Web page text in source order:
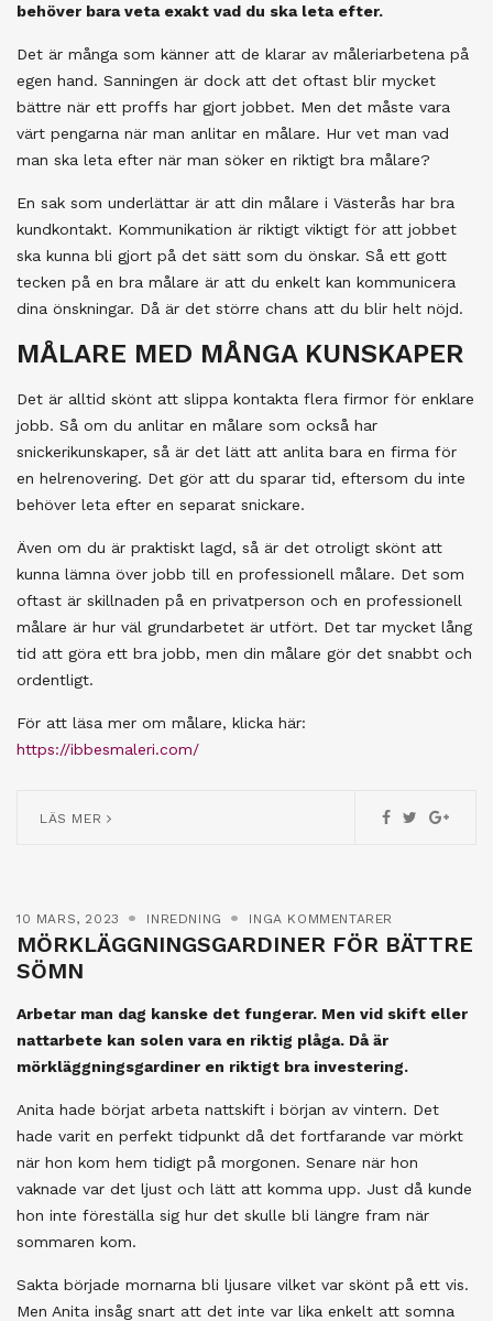
behöver bara veta exakt vad du ska leta efter.
Det är många som känner att de klarar av måleriarbetena på
egen hand. Sanningen är dock att det oftast blir mycket
bättre när ett proffs har gjort jobbet. Men det måste vara
värt pengarna när man anlitar en målare. Hur vet man vad
man ska leta efter när man söker en riktigt bra målare?
En sak som underlättar är att din målare i Västerås har bra
kundkontakt. Kommunikation är riktigt viktigt för att jobbet
ska kunna bli gjort på det sätt som du önskar. Så ett gott
tecken på en bra målare är att du enkelt kan kommunicera
dina önskningar. Då är det större chans att du blir helt nöjd.
MÅLARE MED MÅNGA KUNSKAPER
Det är alltid skönt att slippa kontakta flera firmor för enklare
jobb. Så om du anlitar en målare som också har
snickerikunskaper, så är det lätt att anlita bara en firma för
en helrenovering. Det gör att du sparar tid, eftersom du inte
behöver leta efter en separat snickare.
Även om du är praktiskt lagd, så är det otroligt skönt att
kunna lämna över jobb till en professionell målare. Det som
oftast är skillnaden på en privatperson och en professionell
målare är hur väl grundarbetet är utfört. Det tar mycket lång
tid att göra ett bra jobb, men din målare gör det snabbt och
ordentligt.
För att läsa mer om målare, klicka här:
https://ibbesmaleri.com/
LÄS MER
10 MARS, 2023 INREDNING INGA KOMMENTARER
MÖRKLÄGGNINGSGARDINER FÖR BÄTTRE
SÖMN
Arbetar man dag kanske det fungerar. Men vid skift eller
nattarbete kan solen vara en riktig plåga. Då är
mörkläggningsgardiner en riktigt bra investering.
Anita hade börjat arbeta nattskift i början av vintern. Det
hade varit en perfekt tidpunkt då det fortfarande var mörkt
när hon kom hem tidigt på morgonen. Senare när hon
vaknade var det ljust och lätt att komma upp. Just då kunde
hon inte föreställa sig hur det skulle bli längre fram när
sommaren kom.
Sakta började mornarna bli ljusare vilket var skönt på ett vis.
Men Anita insåg snart att det inte var lika enkelt att somna